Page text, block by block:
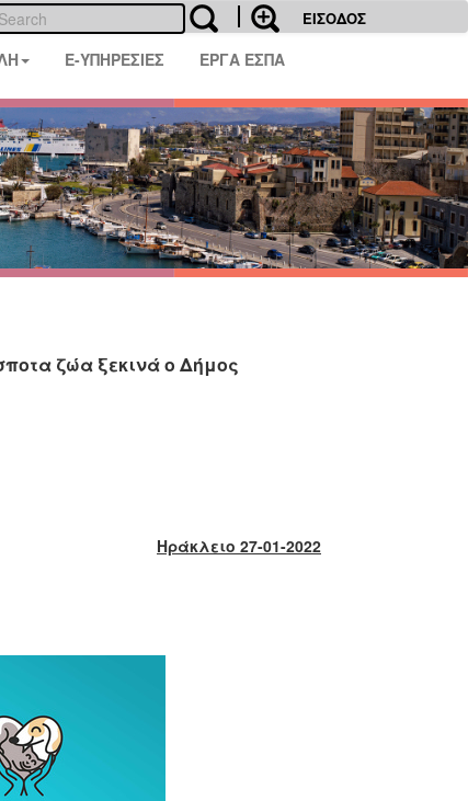
ΕΙΣΟΔΟΣ
E-ΥΠΗΡΕΣΙΕΣ ΕΡΓΑ ΕΣΠΑ
ζώα ξεκινά ο Δήμος
Ηράκλειο 27-01-2022